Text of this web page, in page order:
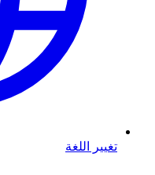
تغيير اللغة